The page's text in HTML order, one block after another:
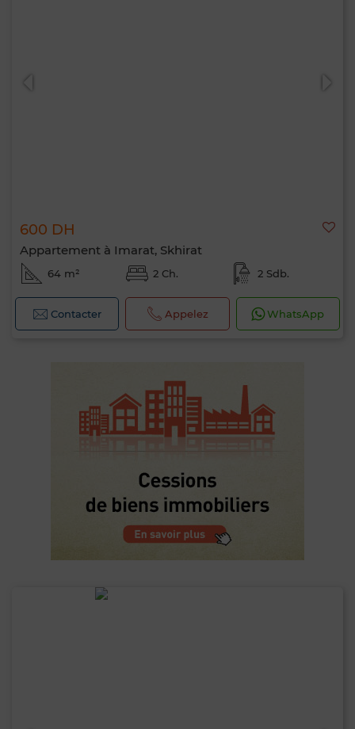
600 DH
Appartement à Imarat, Skhirat
64 m² 2 Ch. 2 Sdb.
Contacter Appelez WhatsApp